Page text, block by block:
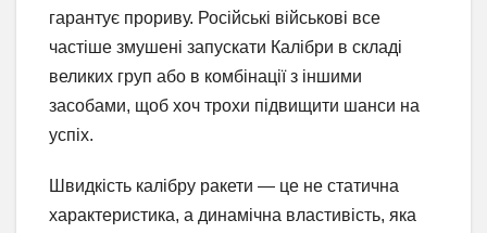
гарантує прориву. Російські військові все
частіше змушені запускати Калібри в складі
великих груп або в комбінації з іншими
засобами, щоб хоч трохи підвищити шанси на
успіх.
Швидкість калібру ракети — це не статична
характеристика, а динамічна властивість, яка